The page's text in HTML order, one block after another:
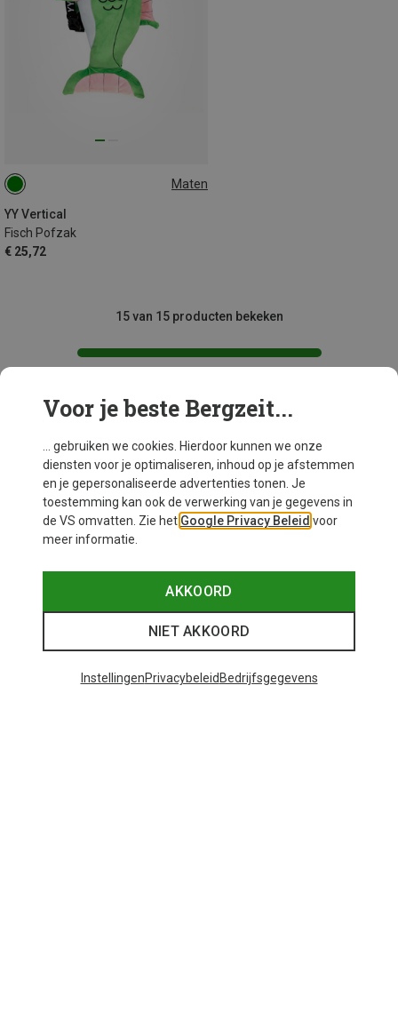
Maten
YY Vertical
Fisch Pofzak
€ 25,72
ONE SIZE
15 van 15 producten bekeken
Mogelijk interessant voor je
Voor je beste Bergzeit...
... gebruiken we cookies. Hierdoor kunnen we onze
diensten voor je optimaliseren, inhoud op je afstemmen
en je gepersonaliseerde advertenties tonen. Je
toestemming kan ook de verwerking van je gegevens in
de VS omvatten. Zie het Google Privacy Beleid voor
meer informatie.
AKKOORD
NIET AKKOORD
InstellingenPrivacybeleid Bedrijfsgegevens